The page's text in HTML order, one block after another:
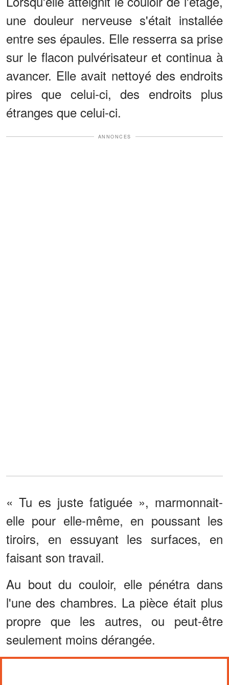
une douleur nerveuse s'était installée
entre ses épaules. Elle resserra sa prise
sur le flacon pulvérisateur et continua à
avancer. Elle avait nettoyé des endroits
pires que celui-ci, des endroits plus
étranges que celui-ci.
ANNONCES
« Tu es juste fatiguée », marmonnait-
elle pour elle-même, en poussant les
tiroirs, en essuyant les surfaces, en
faisant son travail.
Au bout du couloir, elle pénétra dans
l'une des chambres. La pièce était plus
propre que les autres, ou peut-être
seulement moins dérangée.